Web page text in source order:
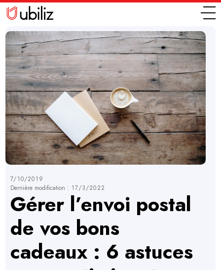
7/10/2019
Dernière modification : 17/3/2022
Gérer l’envoi postal
de vos bons
cadeaux : 6 astuces